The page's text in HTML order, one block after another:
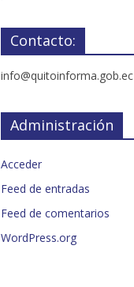
Contacto:
info@quitoinforma.gob.ec
Administración
Acceder
Feed de entradas
Feed de comentarios
WordPress.org